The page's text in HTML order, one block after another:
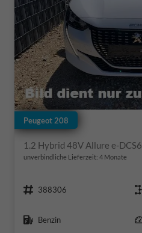
Peugeot 208
1.2 Hybrid 48V Allure e-DCS6
unverbindliche Lieferzeit: 4 Monate
388306
Benzin